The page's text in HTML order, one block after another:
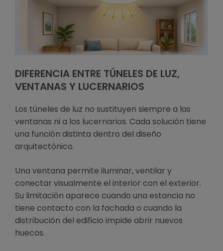
DIFERENCIA ENTRE TÚNELES DE LUZ,
VENTANAS Y LUCERNARIOS
Los túneles de luz no sustituyen siempre a las
ventanas ni a los lucernarios. Cada solución tiene
una función distinta dentro del diseño
arquitectónico.
Una ventana permite iluminar, ventilar y
conectar visualmente el interior con el exterior.
Su limitación aparece cuando una estancia no
tiene contacto con la fachada o cuando la
distribución del edificio impide abrir nuevos
huecos.